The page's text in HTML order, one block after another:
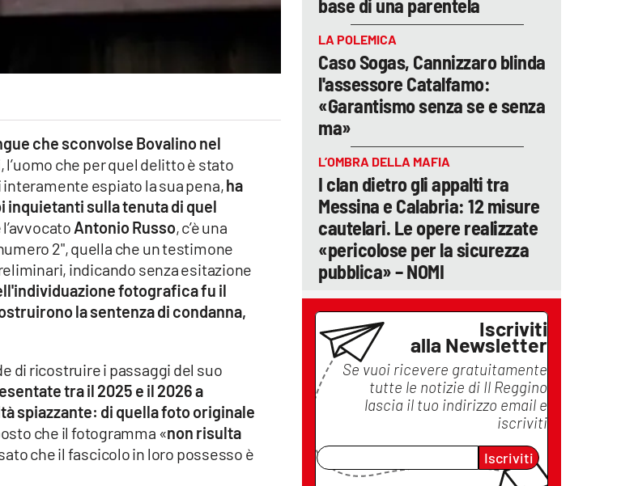
che sconvolse Bovalino nel
l’uomo che per quel delitto è stato
espiato la sua pena,ha
inquietanti sulla tenuta di quel
Antonio Russo, c’è una
2", quella che un testimone
indicando senza esitazione
fotografica fu il
la sentenza di condanna,
di ricostruire i passaggi del suo
tra il 2025 e il 2026 a
spiazzante: di quella foto originale
che il fotogramma «non risulta
che il fascicolo in loro possesso è
base di una parentela
LA POLEMICA
Caso Sogas, Cannizzaro blinda
l'assessore Catalfamo:
«Garantismo senza se e senza
ma»
L’OMBRA DELLA MAFIA
I clan dietro gli appalti tra
Messina e Calabria: 12 misure
cautelari. Le opere realizzate
«pericolose per la sicurezza
pubblica» – NOMI
Iscriviti
alla Newsletter
Se vuoi ricevere gratuitamente
tutte le notizie di Il Reggino
lascia il tuo indirizzo email e
iscriviti
Iscriviti